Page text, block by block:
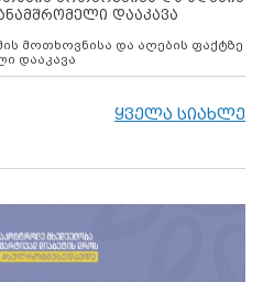
დააკავა
დააკავა
ყველა სიახლე